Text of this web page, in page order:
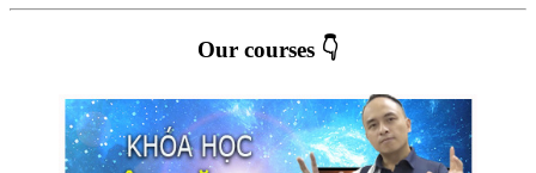
Our courses 👇